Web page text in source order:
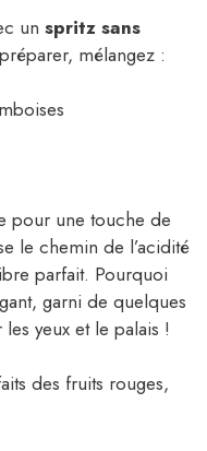
un spritz sans
mélangez :
pour une touche de
le chemin de l’acidité
parfait. Pourquoi
garni de quelques
yeux et le palais !
des fruits rouges,